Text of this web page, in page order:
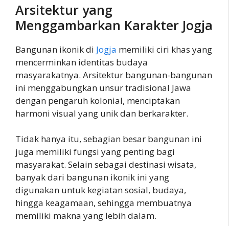
Arsitektur yang
Menggambarkan Karakter Jogja
Bangunan ikonik di Jogja memiliki ciri khas yang
mencerminkan identitas budaya
masyarakatnya. Arsitektur bangunan-bangunan
ini menggabungkan unsur tradisional Jawa
dengan pengaruh kolonial, menciptakan
harmoni visual yang unik dan berkarakter.
Tidak hanya itu, sebagian besar bangunan ini
juga memiliki fungsi yang penting bagi
masyarakat. Selain sebagai destinasi wisata,
banyak dari bangunan ikonik ini yang
digunakan untuk kegiatan sosial, budaya,
hingga keagamaan, sehingga membuatnya
memiliki makna yang lebih dalam.